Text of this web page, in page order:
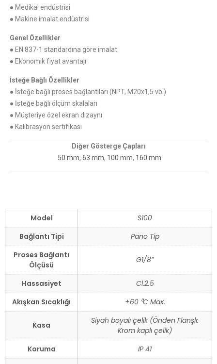
● Medikal endüstrisi
● Makine imalat endüstrisi
Genel Özellikler
● EN 837-1 standardına göre imalat
● Ekonomik fiyat avantajı
İsteğe Bağlı Özellikler
● İsteğe bağlı proses bağlantıları (NPT, M20x1,5 vb.)
● İsteğe bağlı ölçüm skalaları
● Müşteriye özel ekran dizaynı
● Kalibrasyon sertifikası
Diğer Gösterge Çapları
50 mm, 63 mm, 100 mm, 160 mm
Model
S100
Bağlantı Tipi
Pano Tip
Proses Bağlantı
Ölçüsü
G1/8”
Hassasiyet
Cl.2.5
Akışkan Sıcaklığı
+60 ⁰C Max.
Kasa
Siyah boyalı çelik (Önden Flanşlı:
Krom kaplı çelik)
Koruma
IP 41